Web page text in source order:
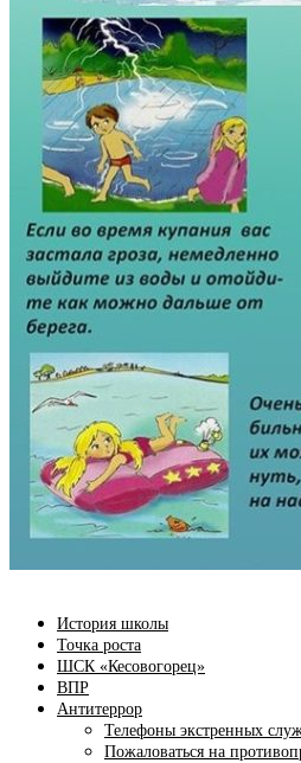
История школы
Точка роста
ШСК «Кесовогорец»
ВПР
Антитеррор
Телефоны экстренных
Пожаловаться на